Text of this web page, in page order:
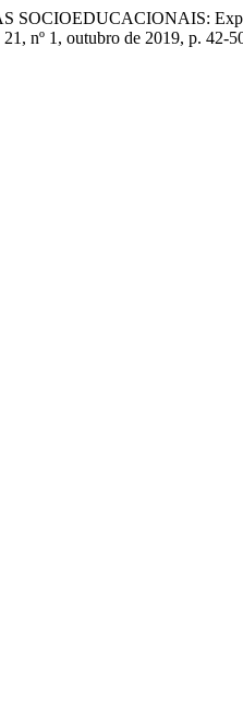
SOCIOEDUCACIONAIS:
nº 1, outubro de 2019, p. 42-